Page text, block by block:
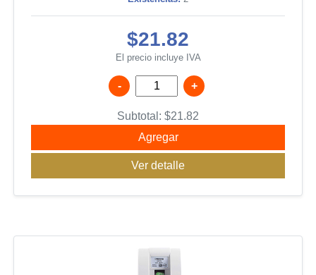
$21.82
El precio incluye IVA
- +
Subtotal: $21.82
Agregar
Ver detalle